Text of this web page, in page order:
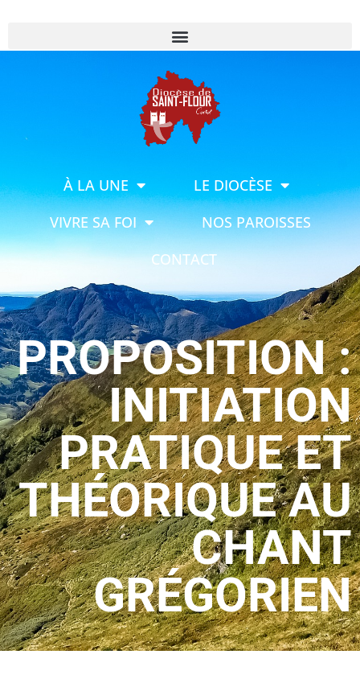
À LA UNE
LE DIOCÈSE
VIVRE SA FOI
NOS PAROISSES
CONTACT
PROPOSITION :
INITIATION
PRATIQUE ET
THÉORIQUE AU
CHANT
GRÉGORIEN